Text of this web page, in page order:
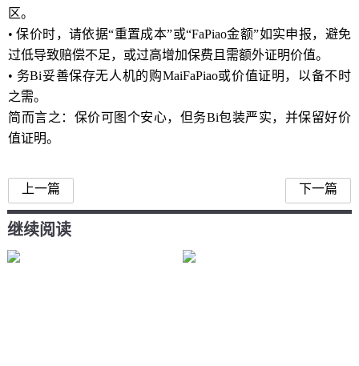
区。
• 保价时，请依据“重置成本”或“FaPiao金额”如实申报，避免
过低导致赔偿不足，或过高增加保费且需额外证明价值。
• 务Bi妥善保存无人机的购MaiFaPiao或价值证明，以备不时
之需。
简而言之：保价可图个安心，但务Bi包装严实，并保留好价
值证明。
上一篇 下一篇
继续阅读